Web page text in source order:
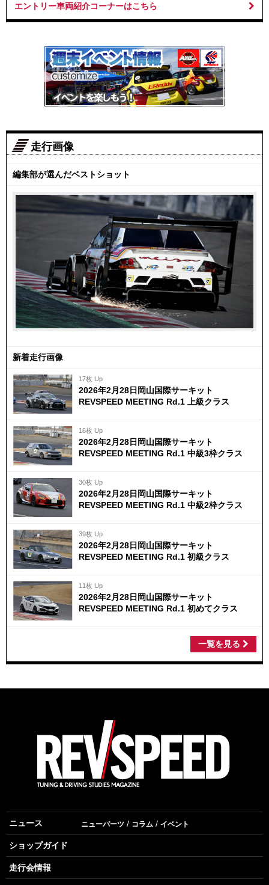
エントリー車両紹介コーナーはこちら
走行画像
編集部が選んだベストショット
新着走行画像
17枚 Up
2026年2月28日岡山国際サーキット
REVSPEED MEETING Rd.1 上級クラス
16枚 Up
2026年2月28日岡山国際サーキット
REVSPEED MEETING Rd.1 中級3枠クラス
30枚 Up
2026年2月28日岡山国際サーキット
REVSPEED MEETING Rd.1 中級2枠クラス
39枚 Up
2026年2月28日岡山国際サーキット
REVSPEED MEETING Rd.1 初級クラス
11枚 Up
2026年2月28日岡山国際サーキット
REVSPEED MEETING Rd.1 初めてクラス
一覧を見る
ニュース ニューパーツ コラム イベント
ショップガイド
走行会情報